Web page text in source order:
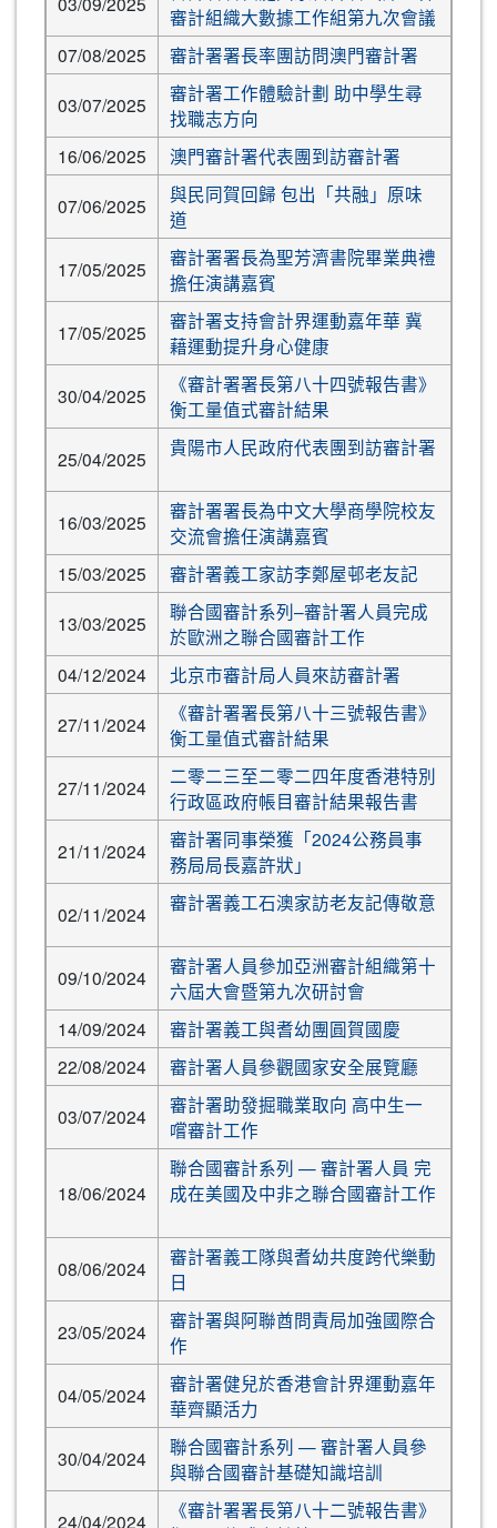
審計組織大數據工作組第九次會議
07/08/2025
審計署署長率團訪問澳門審計署
03/07/2025
審計署工作體驗計劃 助中學生尋
找職志方向
16/06/2025
澳門審計署代表團到訪審計署
07/06/2025
與民同賀回歸 包出「共融」原味
道
17/05/2025
審計署署長為聖芳濟書院畢業典禮
擔任演講嘉賓
17/05/2025
審計署支持會計界運動嘉年華 冀
藉運動提升身心健康
30/04/2025
《審計署署長第八十四號報告書》
衡工量值式審計結果
25/04/2025 貴陽市人民政府代表團到訪審計署
16/03/2025
審計署署長為中文大學商學院校友
交流會擔任演講嘉賓
15/03/2025
審計署義工家訪李鄭屋邨老友記
13/03/2025
聯合國審計系列–審計署人員完成
於歐洲之聯合國審計工作
04/12/2024
北京市審計局人員來訪審計署
27/11/2024
《審計署署長第八十三號報告書》
衡工量值式審計結果
27/11/2024
二零二三至二零二四年度香港特別
行政區政府帳目審計結果報告書
21/11/2024
審計署同事榮獲「2024公務員事
務局局長嘉許狀」
02/11/2024 審計署義工石澳家訪老友記傳敬意
09/10/2024
審計署人員參加亞洲審計組織第十
六屆大會暨第九次研討會
14/09/2024
審計署義工與耆幼團圓賀國慶
22/08/2024
審計署人員參觀國家安全展覽廳
03/07/2024
審計署助發掘職業取向 高中生一
嚐審計工作
18/06/2024
聯合國審計系列 — 審計署人員 完
成在美國及中非之聯合國審計工作
08/06/2024
審計署義工隊與耆幼共度跨代樂動
日
23/05/2024
審計署與阿聯酋問責局加強國際合
作
04/05/2024
審計署健兒於香港會計界運動嘉年
華齊顯活力
30/04/2024
聯合國審計系列 — 審計署人員參
與聯合國審計基礎知識培訓
24/04/2024
《審計署署長第八十二號報告書》